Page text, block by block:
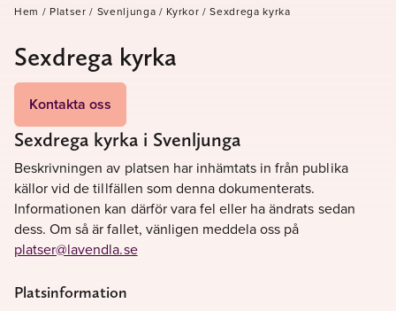
Hem / Platser / Svenljunga / Kyrkor / Sexdrega kyrka
Sexdrega kyrka
Kontakta oss
Sexdrega kyrka i Svenljunga
Beskrivningen av platsen har inhämtats in från publika
källor vid de tillfällen som denna dokumenterats.
Informationen kan därför vara fel eller ha ändrats sedan
dess. Om så är fallet, vänligen meddela oss på
platser@lavendla.se
Platsinformation